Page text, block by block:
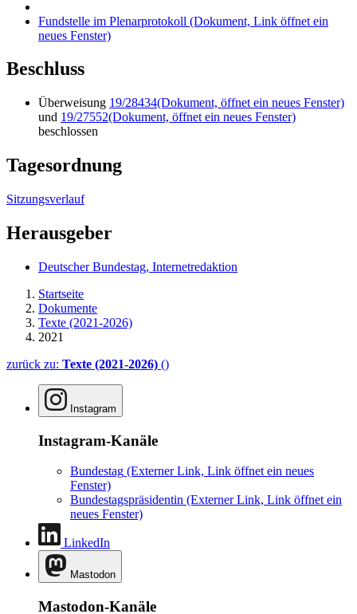
Fundstelle im Plenarprotokoll (Dokument, Link öffnet ein
neues Fenster)
Beschluss
Überweisung 19/28434(Dokument, öffnet ein neues Fenster)
und 19/27552(Dokument, öffnet ein neues Fenster)
beschlossen
Tagesordnung
Sitzungsverlauf
Herausgeber
Deutscher Bundestag, Internetredaktion
Startseite
Dokumente
Texte (2021-2026)
2021
zurück zu: Texte (2021-2026) ()
Instagram
Instagram-Kanäle
Bundestag (Externer Link, Link öffnet ein neues
Fenster)
Bundestagspräsidentin (Externer Link, Link öffnet ein
neues Fenster)
LinkedIn
Mastodon
Mastodon-Kanäle